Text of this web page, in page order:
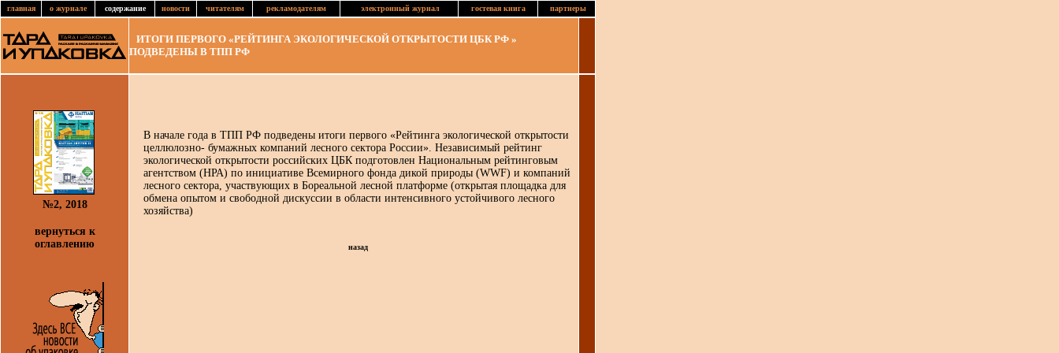
главная о журнале содержание новости читателям рекламодателям электронный журнал гостевая книга партнеры
ИТОГИ ПЕРВОГО «РЕЙТИНГА ЭКОЛОГИЧЕСКОЙ ОТКРЫТОСТИ ЦБК РФ »
ПОДВЕДЕНЫ В ТПП РФ
№2, 2018
вернуться к
оглавлению
В начале года в ТПП РФ подведены итоги первого «Рейтинга экологической открытости
целлюлозно- бумажных компаний лесного сектора России». Независимый рейтинг
экологической открытости российских ЦБК подготовлен Национальным рейтинговым
агентством (НРА) по инициативе Всемирного фонда дикой природы (WWF) и компаний
лесного сектора, участвующих в Бореальной лесной платформе (открытая площадка для
обмена опытом и свободной дискуссии в области интенсивного устойчивого лесного
хозяйства)
назад